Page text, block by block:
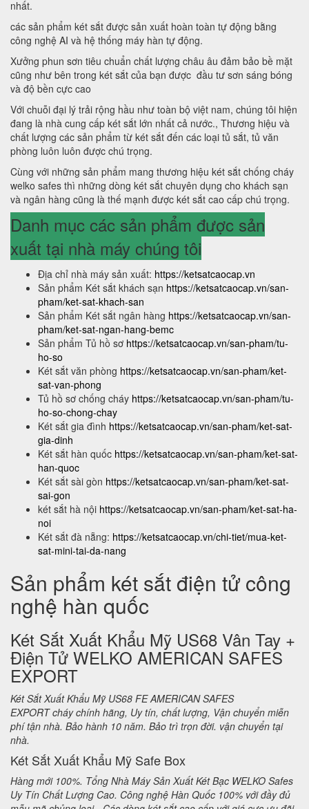
nhất.
các sản phẩm két sắt được sản xuất hoàn toàn tự động bằng
công nghệ AI và hệ thống máy hàn tự động.
Xưởng phun sơn tiêu chuẩn chất lượng châu âu đảm bảo bề mặt
cũng như bên trong két sắt của bạn được đầu tư sơn sáng bóng
và độ bền cực cao
Với chuỗi đại lý trải rộng hầu như toàn bộ việt nam, chúng tôi hiện
đang là nhà cung cấp két sắt lớn nhất cả nước., Thương hiệu và
chất lượng các sản phẩm từ két sắt đến các loại tủ sắt, tủ văn
phòng luôn luôn được chú trọng.
Cùng với những sản phẩm mang thương hiệu két sắt chống cháy
welko safes thì những dòng két sắt chuyên dụng cho khách sạn
và ngân hàng cũng là thế mạnh được két sắt cao cấp chú trọng.
Danh mục các sản phẩm được sản
xuất tại nhà máy chúng tôi
Địa chỉ nhà máy sản xuất: https://ketsatcaocap.vn
Sản phẩm Két sắt khách sạn https://ketsatcaocap.vn/san-
pham/ket-sat-khach-san
Sản phẩm Két sắt ngân hàng https://ketsatcaocap.vn/san-
pham/ket-sat-ngan-hang-bemc
Sản phẩm Tủ hồ sơ https://ketsatcaocap.vn/san-pham/tu-
ho-so
Két sắt văn phòng https://ketsatcaocap.vn/san-pham/ket-
sat-van-phong
Tủ hồ sơ chống cháy https://ketsatcaocap.vn/san-pham/tu-
ho-so-chong-chay
Két sắt gia đình https://ketsatcaocap.vn/san-pham/ket-sat-
gia-dinh
Két sắt hàn quốc https://ketsatcaocap.vn/san-pham/ket-sat-
han-quoc
Két sắt sài gòn https://ketsatcaocap.vn/san-pham/ket-sat-
sai-gon
két sắt hà nội https://ketsatcaocap.vn/san-pham/ket-sat-ha-
noi
Két sắt đà nẵng: https://ketsatcaocap.vn/chi-tiet/mua-ket-
sat-mini-tai-da-nang
Sản phẩm két sắt điện tử công
nghệ hàn quốc
Két Sắt Xuất Khẩu Mỹ US68 Vân Tay +
Điện Tử WELKO AMERICAN SAFES
EXPORT
Két Sắt Xuất Khẩu Mỹ US68 FE AMERICAN SAFES
EXPORT cháy chính hãng, Uy tín, chất lượng, Vận chuyển miễn
phí tận nhà. Bảo hành 10 năm. Bảo trì trọn đời. vận chuyển tại
nhà.
Két Sắt Xuất Khẩu Mỹ Safe Box
Hàng mới 100%. Tổng Nhà Máy Sản Xuất Két Bạc WELKO Safes
Uy Tín Chất Lượng Cao. Công nghệ Hàn Quốc 100% với đầy đủ